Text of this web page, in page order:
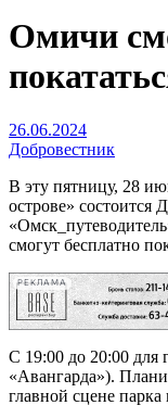
Омичи
26.06.2024
Добровестник
В эту пятницу, 28
острове» состоится
смогут бесплатно
РЕКЛАМА
С 19:00 до 20:00 для
«Авангарда»).
главной сцене